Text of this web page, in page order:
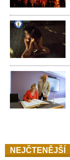
NEJČTENĚJŠÍ